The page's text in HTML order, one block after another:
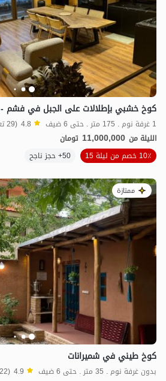
كوخ خشبي بإطلالات على الجبل في فشم - Amama
1 غرفة نوم . 175 متر . حتى 6 ضيف 4.8 (29 تعليق)
الليلة من 11,000,000 تومان
10٪ خصم من ليلة 15
50+ حجز ناجح
ممتازة
كوخ طيني في شمیرانات
بدون غرفة نوم . 35 متر . حتى 6 ضيف 4.9 (22 تعليق)